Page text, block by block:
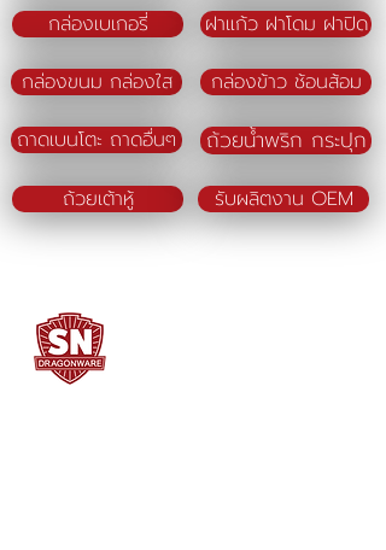
กล่องเบเกอรี่
กล่องขนม กล่องใส
ถาดเบนโตะ ถาดอื่นๆ
ถ้วยเต้าหู้
ฝาแก้ว ฝาโดม ฝาปิด
กล่องข้าว ช้อนส้อม
ถ้วยน้ำพริก กระปุก
รับผลิตงาน OEM